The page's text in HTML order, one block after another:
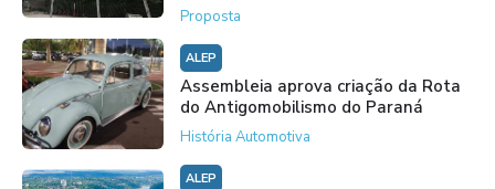
Proposta
ALEP
Assembleia aprova criação da Rota
do Antigomobilismo do Paraná
História Automotiva
ALEP